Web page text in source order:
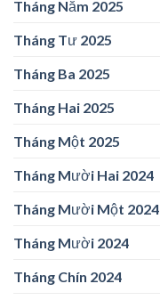
Tháng Năm 2025
Tháng Tư 2025
Tháng Ba 2025
Tháng Hai 2025
Tháng Một 2025
Tháng Mười Hai 2024
Tháng Mười Một 2024
Tháng Mười 2024
Tháng Chín 2024